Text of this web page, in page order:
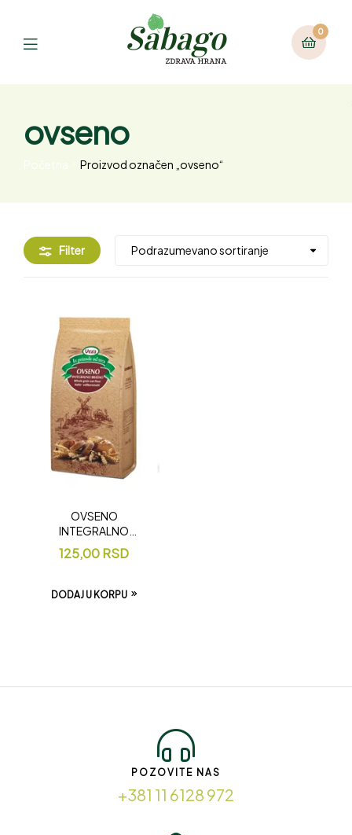
0
ovseno
Proizvod označen „ovseno“
Filter
OVSENO
INTEGRALNO
BRAŠNO 500gr
125,00RSD
DODAJ U KORPU
POZOVITE NAS
+381 11 6128 972